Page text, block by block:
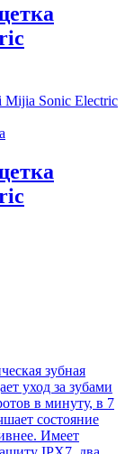
зубная
уход за зубами
в минуту, в 7
состояние
Имеет